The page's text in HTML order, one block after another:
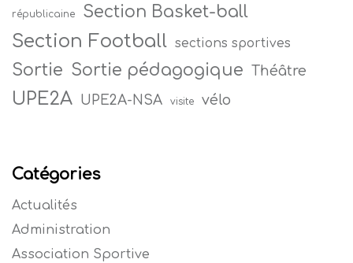
républicaine Section Basket-ball
Section Football sections sportives
Sortie Sortie pédagogique Théâtre
UPE2A UPE2A-NSA visite vélo
Catégories
Actualités
Administration
Association Sportive